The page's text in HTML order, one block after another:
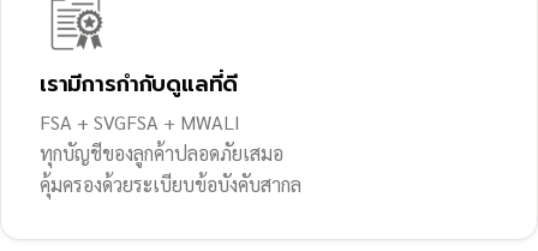
เรามีการกำกับดูแลที่ดี
FSA + SVGFSA + MWALI
ทุกบัญชีของลูกค้าปลอดภัยเสมอ
คุ้มครองด้วยระเบียบข้อบังคับสากล